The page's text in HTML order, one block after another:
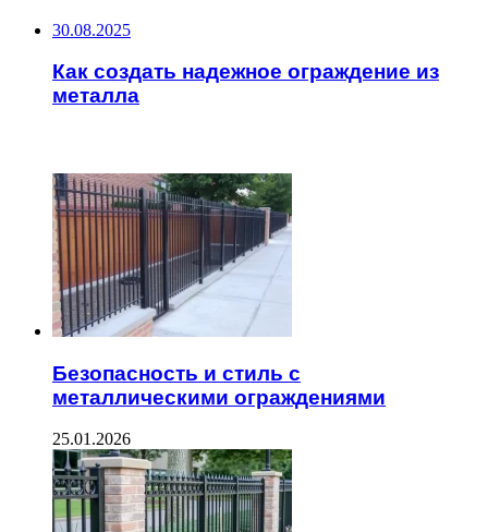
30.08.2025
Как создать надежное ограждение из
металла
Безопасность и стиль с
металлическими ограждениями
25.01.2026